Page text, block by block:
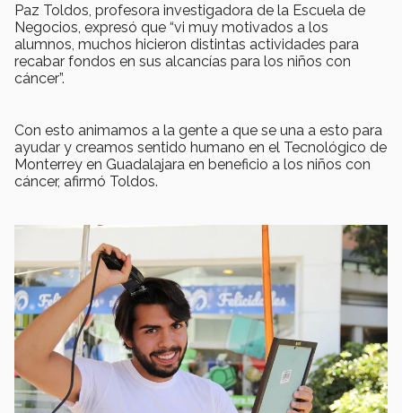
Paz Toldos, profesora investigadora de la Escuela de
Negocios, expresó que “vi muy motivados a los
alumnos, muchos hicieron distintas actividades para
recabar fondos en sus alcancías para los niños con
cáncer”.
Con esto animamos a la gente a que se una a esto para
ayudar y creamos sentido humano en el Tecnológico de
Monterrey en Guadalajara en beneficio a los niños con
cáncer, afirmó Toldos.